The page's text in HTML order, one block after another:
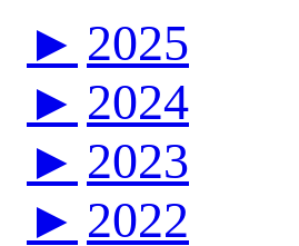
► 2025
► 2024
► 2023
► 2022